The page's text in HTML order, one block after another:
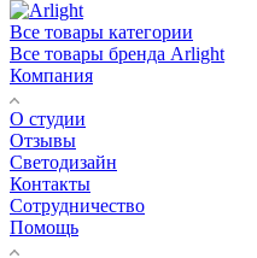
Все товары категории
Все товары бренда Arlight
Компания
О студии
Отзывы
Светодизайн
Контакты
Сотрудничество
Помощь